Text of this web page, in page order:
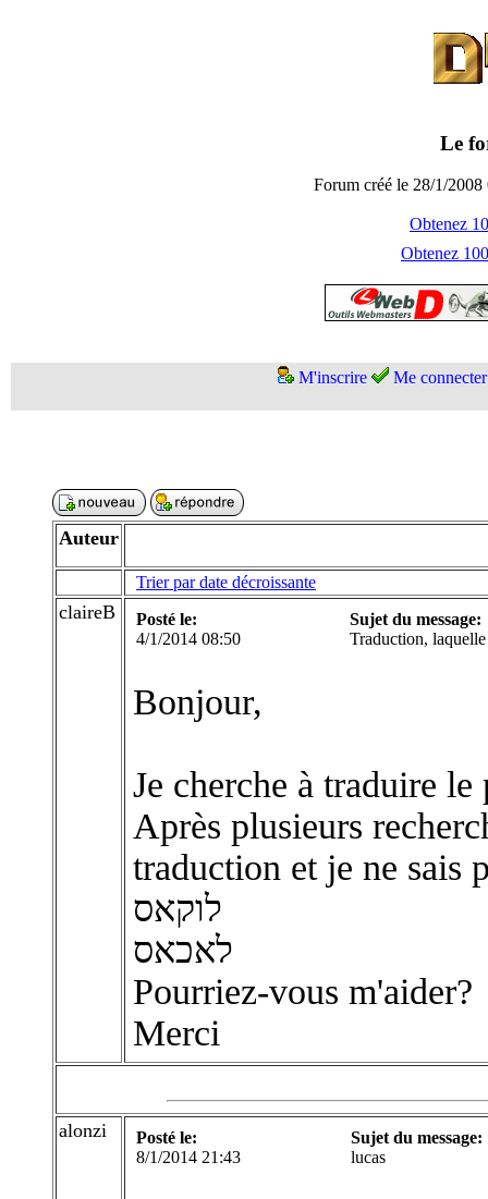
Le
Forum créé le 28/1/
Obtenez
Obtenez
M'inscrire Me connecter
Auteur
Trier par date décroissante
claireB
Posté le:
4/1/2014 08:50
Sujet du message:
Traduction,
Bonjour,
Je cherche à traduire
Après plusieurs
traduction et je ne sais
לוקאס
לאכאס
Pourriez-vous m'aider?
Merci
alonzi
Posté le:
8/1/2014 21:43
Sujet du message:
lucas